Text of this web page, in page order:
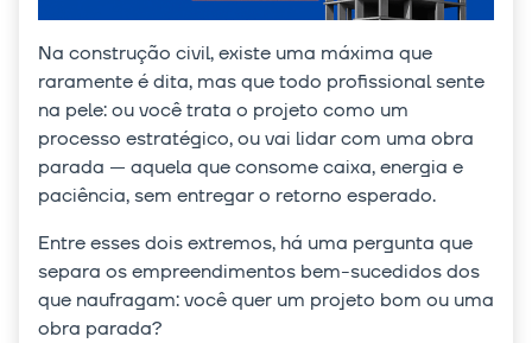
Na construção civil, existe uma máxima que
raramente é dita, mas que todo profissional sente
na pele: ou você trata o projeto como um
processo estratégico, ou vai lidar com uma obra
parada — aquela que consome caixa, energia e
paciência, sem entregar o retorno esperado.
Entre esses dois extremos, há uma pergunta que
separa os empreendimentos bem-sucedidos dos
que naufragam: você quer um projeto bom ou uma
obra parada?